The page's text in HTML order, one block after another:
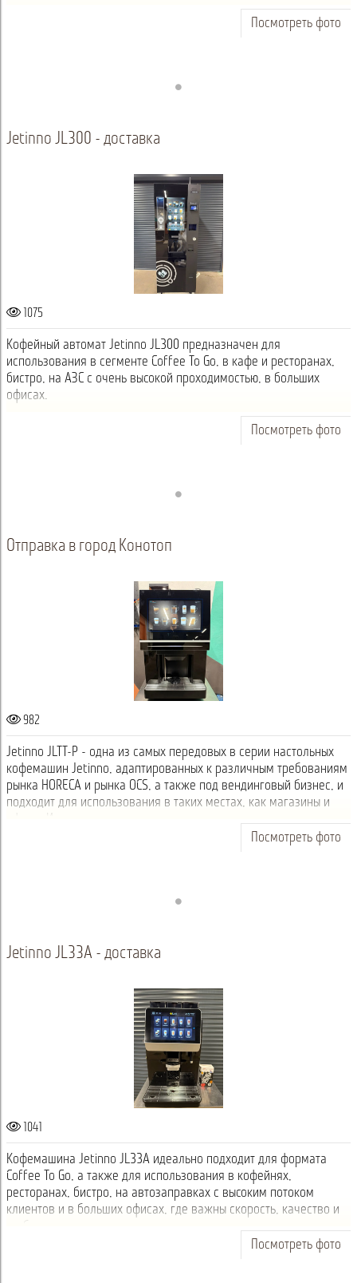
Посмотреть фото
Jetinno JL300 - доставка
1075
Кофейный автомат Jetinno JL300 предназначен для
использования в сегменте Coffee To Go, в кафе и ресторанах,
бистро, на АЗС с очень высокой проходимостью, в больших
офисах.
Посмотреть фото
Отправка в город Конотоп
982
Jetinno JLTT-P - одна из самых передовых в серии настольных
кофемашин Jetinno, адаптированных к различным требованиям
рынка HORECA и рынка OCS, а также под вендинговый бизнес, и
подходит для использования в таких местах, как магазины и
офисы. Идеальн...
Посмотреть фото
Jetinno JL33А - доставка
1041
Кофемашина Jetinno JL33А идеально подходит для формата
Coffee To Go, а также для использования в кофейнях,
ресторанах, бистро, на автозаправках с высоким потоком
клиентов и в больших офисах, где важны скорость, качество и
стабильность приготовления н...
Посмотреть фото